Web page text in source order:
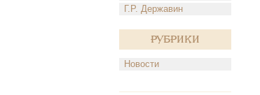
Г.Р. Державин
Рубрики
Новости